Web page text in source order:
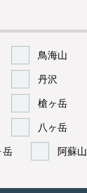
鳥海山
丹沢
槍ヶ岳
八ヶ岳
岳 阿蘇山